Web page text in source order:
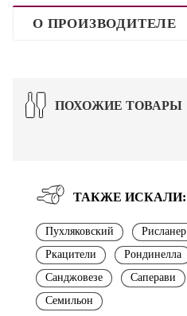
О ПРОИЗВОДИТЕЛЕ
ПОХОЖИЕ ТОВАРЫ
ТАКЖЕ ИСКАЛИ:
Пухляковский Рисланер
Ркацители
Рондинелла
Санджовезе
Саперави
Семильон